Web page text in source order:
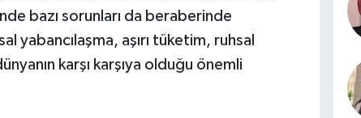
bazı sorunları da beraberinde
aşırı tüketim, ruhsal
karşı karşıya olduğu önemli